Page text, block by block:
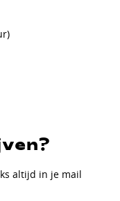
altijd in je mail